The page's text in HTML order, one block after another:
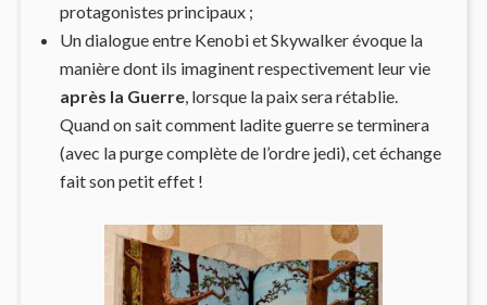
protagonistes principaux ;
Un dialogue entre Kenobi et Skywalker évoque la
manière dont ils imaginent respectivement leur vie
après la Guerre, lorsque la paix sera rétablie.
Quand on sait comment ladite guerre se terminera
(avec la purge complète de l’ordre jedi), cet échange
fait son petit effet !